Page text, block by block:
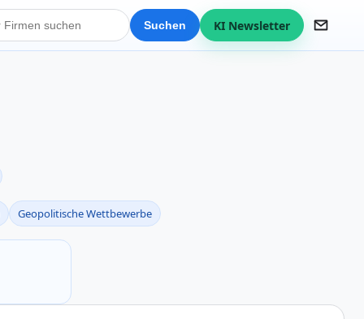
Suchen KI Newsletter
Geopolitische Wettbewerbe